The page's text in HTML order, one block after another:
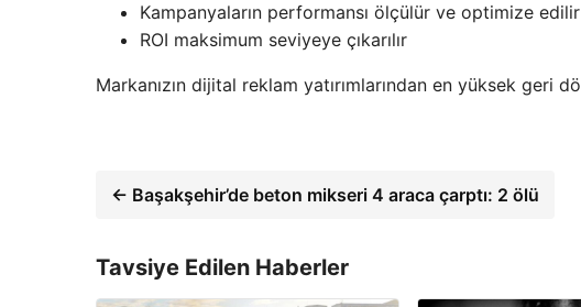
Kampanyaların performansı ölçülür ve optimize edilir
ROI maksimum seviyeye çıkarılır
Markanızın dijital reklam yatırımlarından en yüksek geri dö
← Başakşehir’de beton mikseri 4 araca çarptı: 2 ölü
Tavsiye Edilen Haberler